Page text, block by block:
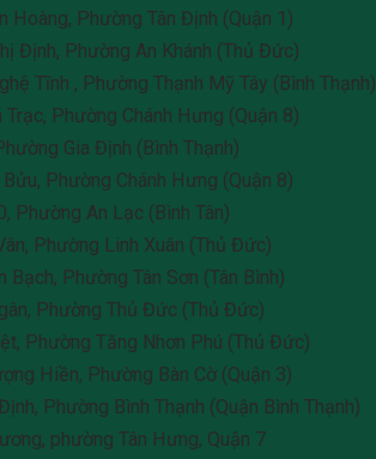
Hoàng, Phường Tân Định (Quận 1)
Định, Phường An Khánh (Thủ Đức)
Tĩnh , Phường Thạnh Mỹ Tây (Bình Thạnh)
Phường Chánh Hưng (Quận 8)
Gia Định (Bình Thạnh)
Phường Chánh Hưng (Quận 8)
Phường An Lạc (Bình Tân)
Phường Linh Xuân (Thủ Đức)
Phường Tân Sơn (Tân Bình)
Phường Thủ Đức (Thủ Đức)
Phường Tăng Nhơn Phú (Thủ Đức)
Hiền, Phường Bàn Cờ (Quận 3)
Phường Bình Thạnh (Quận Bình Thạnh)
phường Tân Hưng, Quận 7